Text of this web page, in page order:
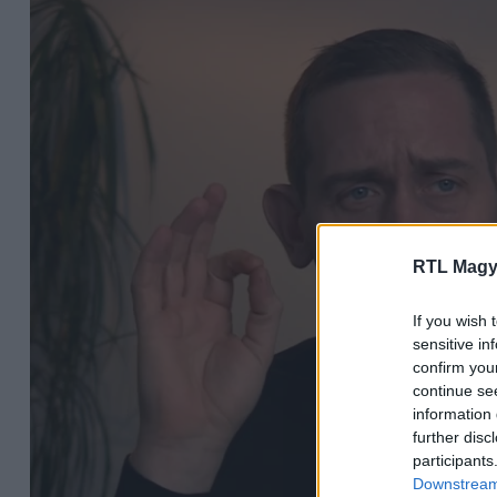
RTL
If you wish
sensitive
confirm
continue
information
further